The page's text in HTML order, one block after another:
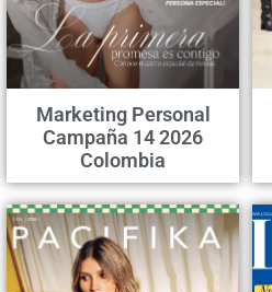
Marketing Personal
Campaña 14 2026
Colombia